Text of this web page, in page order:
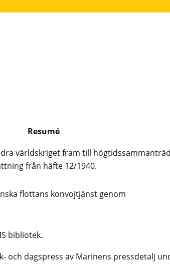
Resumé
världskriget fram till
från häfte 12/1940.
flottans konvojtjänst genom
bibliotek.
och dagspress av Marinens pressdetalj